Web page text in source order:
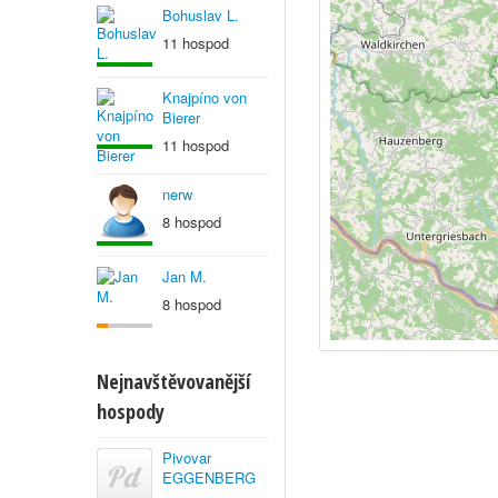
Bohuslav L.
11 hospod
Knajpíno von
Bierer
11 hospod
nerw
8 hospod
Jan M.
8 hospod
Nejnavštěvovanější
hospody
Pivovar
EGGENBERG